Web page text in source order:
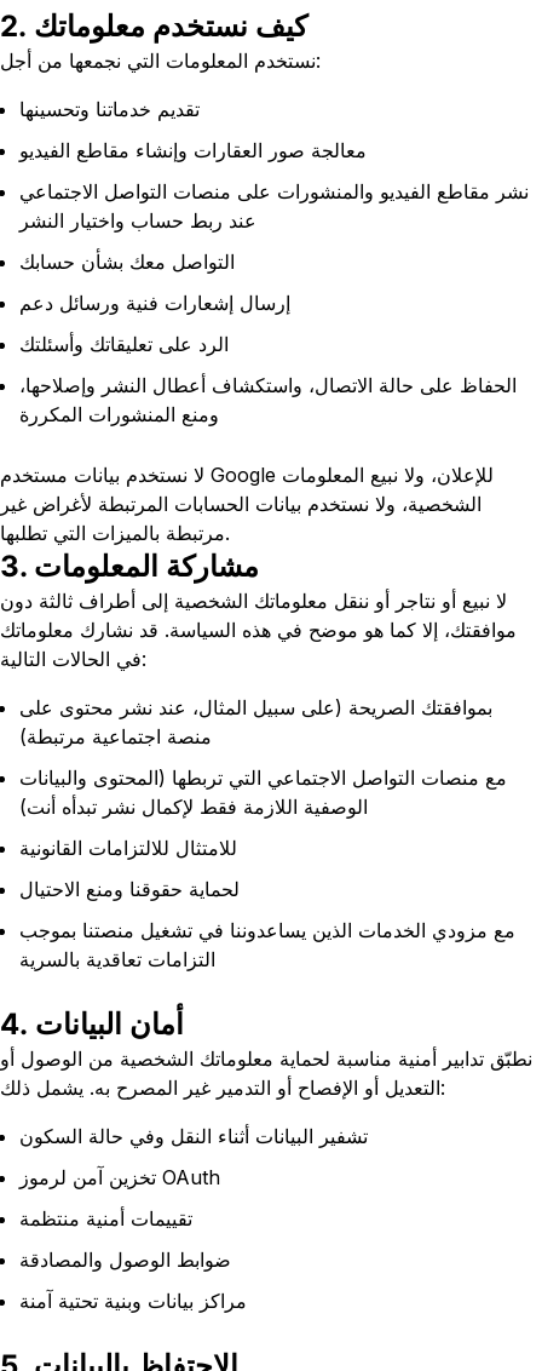
2. كيف نستخدم معلوماتك
نستخدم المعلومات التي نجمعها من أجل:
تقديم خدماتنا وتحسينها
معالجة صور العقارات وإنشاء مقاطع الفيديو
نشر مقاطع الفيديو والمنشورات على منصات التواصل الاجتماعي
عند ربط حساب واختيار النشر
التواصل معك بشأن حسابك
إرسال إشعارات فنية ورسائل دعم
الرد على تعليقاتك وأسئلتك
الحفاظ على حالة الاتصال، واستكشاف أعطال النشر وإصلاحها،
ومنع المنشورات المكررة
لا نستخدم بيانات مستخدم Google للإعلان، ولا نبيع المعلومات
الشخصية، ولا نستخدم بيانات الحسابات المرتبطة لأغراض غير
مرتبطة بالميزات التي تطلبها.
3. مشاركة المعلومات
لا نبيع أو نتاجر أو ننقل معلوماتك الشخصية إلى أطراف ثالثة دون
موافقتك، إلا كما هو موضح في هذه السياسة. قد نشارك معلوماتك
في الحالات التالية:
بموافقتك الصريحة (على سبيل المثال، عند نشر محتوى على
منصة اجتماعية مرتبطة)
مع منصات التواصل الاجتماعي التي تربطها (المحتوى والبيانات
الوصفية اللازمة فقط لإكمال نشر تبدأه أنت)
للامتثال للالتزامات القانونية
لحماية حقوقنا ومنع الاحتيال
مع مزودي الخدمات الذين يساعدوننا في تشغيل منصتنا بموجب
التزامات تعاقدية بالسرية
4. أمان البيانات
نطبّق تدابير أمنية مناسبة لحماية معلوماتك الشخصية من الوصول أو
التعديل أو الإفصاح أو التدمير غير المصرح به. يشمل ذلك:
تشفير البيانات أثناء النقل وفي حالة السكون
تخزين آمن لرموز OAuth
تقييمات أمنية منتظمة
ضوابط الوصول والمصادقة
مراكز بيانات وبنية تحتية آمنة